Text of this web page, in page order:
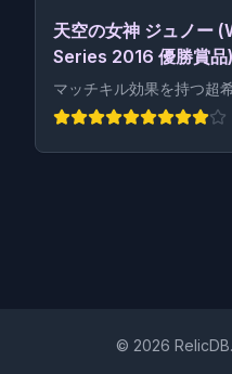
天空の女神 ジュノー
Series 2016 優勝賞品)
マッチキル効果を持つ超
© 2026